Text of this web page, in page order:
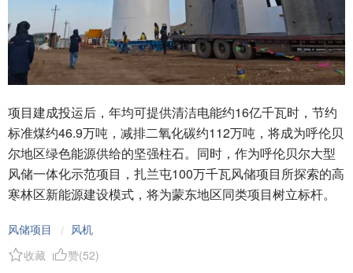
项目建成投运后，年均可提供清洁电能约16亿千瓦时，节约
标准煤约46.9万吨，减排二氧化碳约112万吨，将成为呼伦贝
尔地区绿色能源供给的坚强柱石。同时，作为呼伦贝尔大型
风储一体化示范项目，扎兰屯100万千瓦风储项目所探索的高
寒林区新能源建设模式，将为蒙东地区同类项目树立标杆。
风储项目 / 风机
收藏
赞(52)